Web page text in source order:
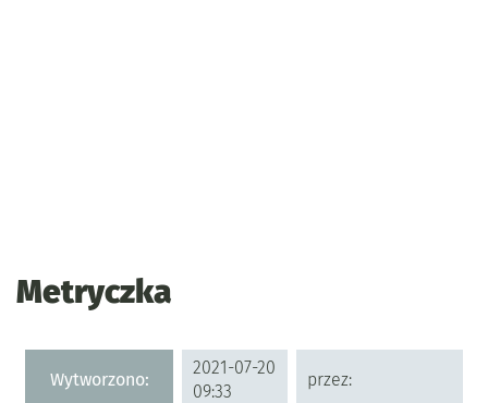
Metryczka
Metryczka
Wytworzono:
2021-07-20
09:33
przez: